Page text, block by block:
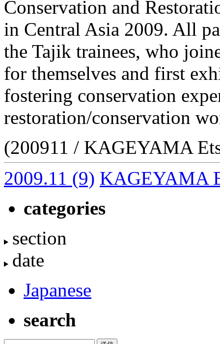
Conservation and
in Central Asia 2009. All
the Tajik trainees, who
for themselves and first
fostering conservation
restoration/conservation
(200911 / KAGEYAMA
2009.11 (9) KAGEYAMA
categories
section
date
Japanese
search